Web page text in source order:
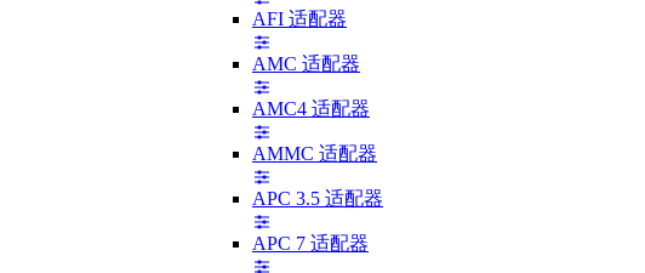
AFI 适配器
AMC 适配器
AMC4 适配器
AMMC 适配器
APC 3.5 适配器
APC 7 适配器